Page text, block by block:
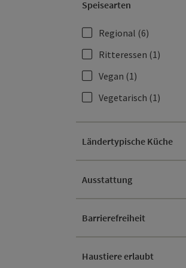
Speisearten
Regional (6)
Ritteressen (1)
Vegan (1)
Vegetarisch (1)
Ländertypische Küche
Ausstattung
Barrierefreiheit
Haustiere erlaubt